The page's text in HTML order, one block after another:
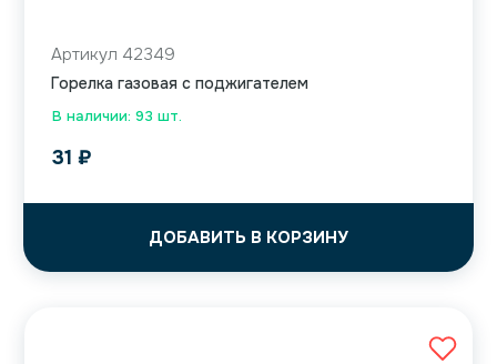
В наличии: 93 шт.
Артикул 42349
Горелка газовая с поджигателем
31 ₽
ДОБАВИТЬ В КОРЗИНУ